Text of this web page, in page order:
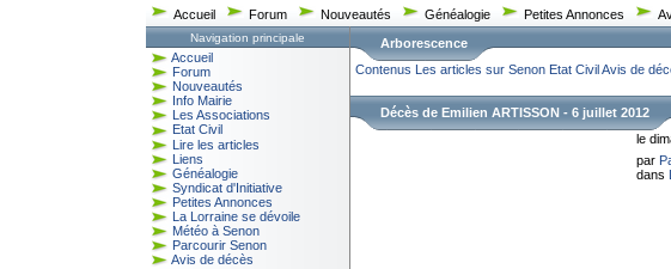
Accueil Forum Nouveautés Généalogie Petites Annonces
Navigation principale
Accueil
Forum
Nouveautés
Info Mairie
Les Associations
Etat Civil
Lire les articles
Liens
Généalogie
Syndicat d'Initiative
Petites Annonces
La Lorraine se dévoile
Météo à Senon
Parcourir Senon
Avis de décès
Arborescence
Contenus Les articles sur Senon Etat CivilAvis de
Décès de Emilien ARTISSON - 6 juillet 2012
le
par
dans